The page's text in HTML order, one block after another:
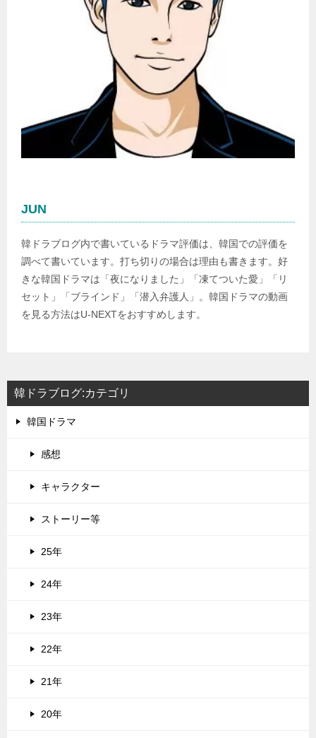
JUN
韓ドラブログ内で書いているドラマ評価は、韓国での評価を
調べて書いています。打ち切りの場合は理由も書きます。好
きな韓国ドラマは「夜になりました」「凍てついた愛」「リ
セット」「ブラインド」「潜入弁護人」。韓国ドラマの動画
を見る方法はU-NEXTをおすすめします。
韓ドラブログ:カテゴリ
韓国ドラマ
感想
キャラクター
ストーリー等
25年
24年
23年
22年
21年
20年